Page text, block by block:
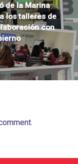
de la Marina
los talleres de
con